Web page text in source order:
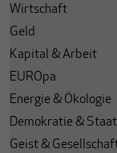
Wirtschaft
Geld
Kapital & Arbeit
EUROpa
Energie & Ökologie
Demokratie & Staat
Geist &